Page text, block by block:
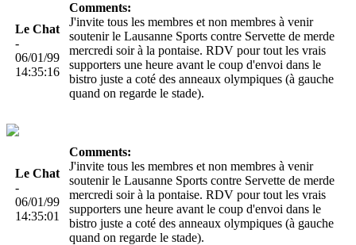
Le Chat
-
06/01/99
14:35:16
Comments:
J'invite tous les membres et non membres à venir
soutenir le Lausanne Sports contre Servette de merde
mercredi soir à la pontaise. RDV pour tout les vrais
supporters une heure avant le coup d'envoi dans le
bistro juste a coté des anneaux olympiques (à gauche
quand on regarde le stade).
Le Chat
-
06/01/99
14:35:01
Comments:
J'invite tous les membres et non membres à venir
soutenir le Lausanne Sports contre Servette de merde
mercredi soir à la pontaise. RDV pour tout les vrais
supporters une heure avant le coup d'envoi dans le
bistro juste a coté des anneaux olympiques (à gauche
quand on regarde le stade).